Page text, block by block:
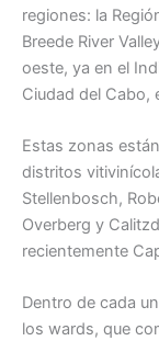
regiones: la
Breede River
oeste, ya en el
Ciudad del Cabo,
Estas zonas
distritos
Stellenbosch,
Overberg y
recientemente
Dentro de cada
los wards, que